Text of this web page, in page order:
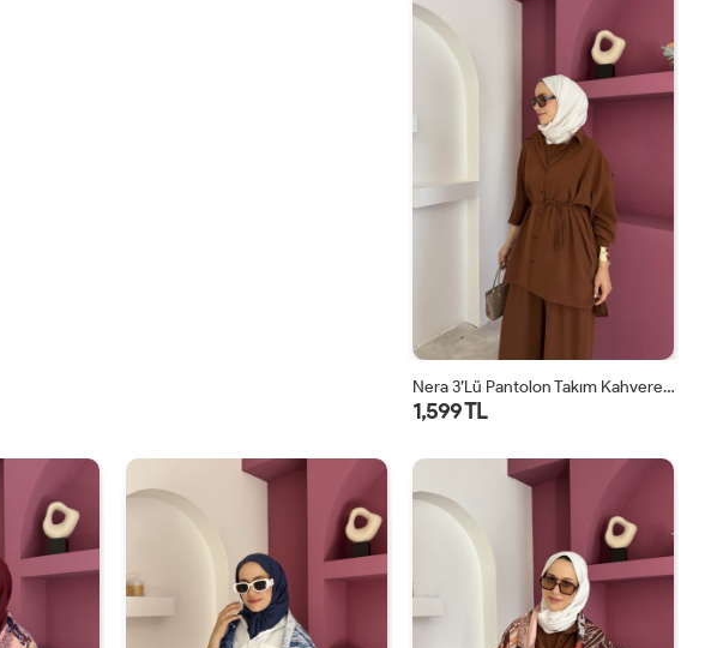
STD
Nera 3’lü Pantolon Takım Kahverengi
1,599 TL